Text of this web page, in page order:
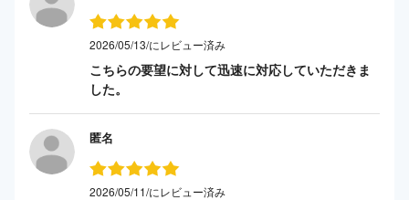
2026/05/13/にレビュー済み
こちらの要望に対して迅速に対応していただきま
した。
匿名
2026/05/11/にレビュー済み